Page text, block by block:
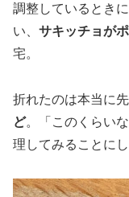
調整しているとき
い、 サキッチョがポ
宅。
折れたのは本当に
ど。「このくらい
理してみることにし